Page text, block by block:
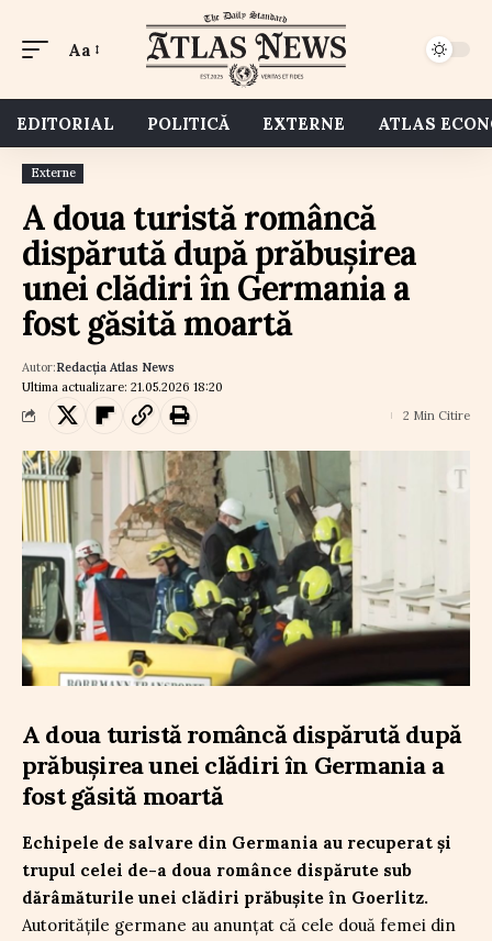
Aa
EDITORIAL POLITICĂ EXTERNE ATLAS
Externe
A doua turistă româncă
dispărută după prăbușirea
unei clădiri în Germania a
fost găsită moartă
Ultima actualizare: 21.05.2026 18:20
Autor:Redacția Atlas News
2 Min Citire
A doua turistă româncă dispărută după
prăbușirea unei clădiri în Germania a
fost găsită moartă
Echipele de salvare din Germania au recuperat și
trupul celei de-a doua românce dispărute sub
dărâmăturile unei clădiri prăbușite în Goerlitz.
Autoritățile germane au anunțat că cele două femei din